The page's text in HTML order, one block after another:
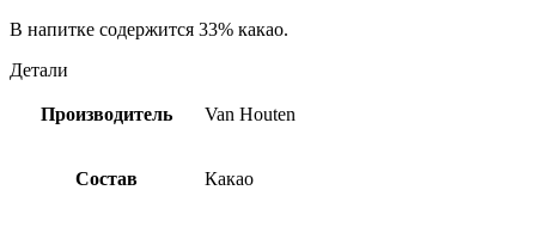
В напитке содержится 33% какао.
Детали
Производитель Van Houten
Состав Какао